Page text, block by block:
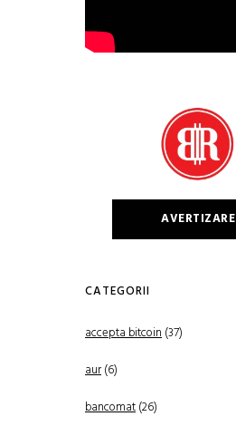
AVERTIZARE
CATEGORII
accepta bitcoin(37)
aur(6)
bancomat(26)